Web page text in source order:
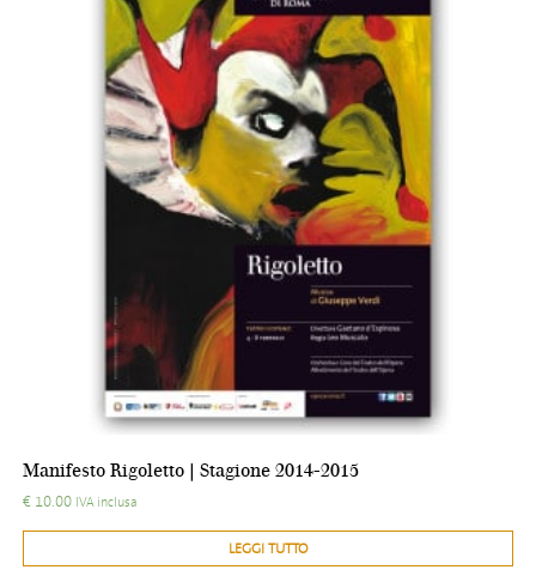
Manifesto Rigoletto | Stagione 2014-2015
€10.00 IVA inclusa
LEGGI TUTTO